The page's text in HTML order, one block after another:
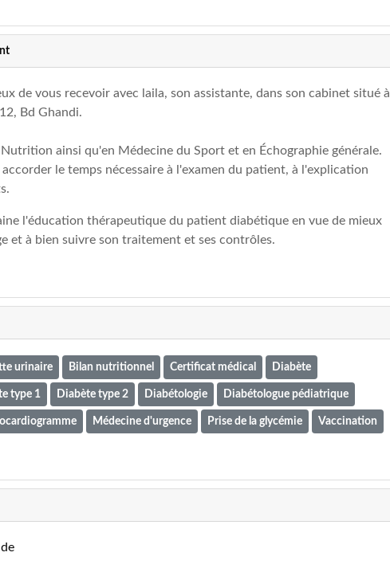
de vous recevoir avec laila, son assistante, dans son cabinet situé à
Bd Ghandi.
ainsi qu'en Médecine du Sport et en Échographie générale.
le temps nécessaire à l'examen du patient, à l'explication
l'éducation thérapeutique du patient diabétique en vue de mieux
et à bien suivre son traitement et ses contrôles.
urinaire Bilan nutritionnel Certificat médical Diabète
type 1 Diabète type 2 Diabétologie Diabétologue pédiatrique
Médecine d'urgence Prise de la glycémie Vaccination